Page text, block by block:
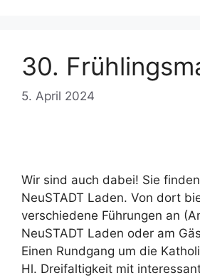
30.
5. April 2024
Wir sind auch dabei! Sie
NeuSTADT Laden. Von dort
verschiedene Führungen an
NeuSTADT Laden oder am
Einen Rundgang um die
Hl. Dreifaltigkeit mit